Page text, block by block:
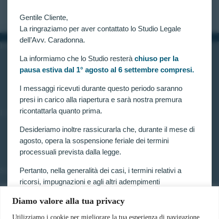
Diamo valore alla tua privacy
Utilizziamo i cookie per migliorare la tua esperienza di navigazione,
Gentile Cliente,
La ringraziamo per aver contattato lo Studio Legale
dell’Avv. Caradonna.
La informiamo che lo Studio resterà chiuso per la
pausa estiva dal 1° agosto al 6 settembre compresi.
I messaggi ricevuti durante questo periodo saranno
presi in carico alla riapertura e sarà nostra premura
ricontattarla quanto prima.
Desideriamo inoltre rassicurarla che, durante il mese di
agosto, opera la sospensione feriale dei termini
processuali prevista dalla legge.
Pertanto, nella generalità dei casi, i termini relativi a
ricorsi, impugnazioni e agli altri adempimenti
sospesi.
Home
Chi siamo
LINK UTILI
Prenota consulenza
Privacy e Cookie Policy
SERVIZI
Forze armate e polizia
Concorsi pubblici
Pubblico impiego